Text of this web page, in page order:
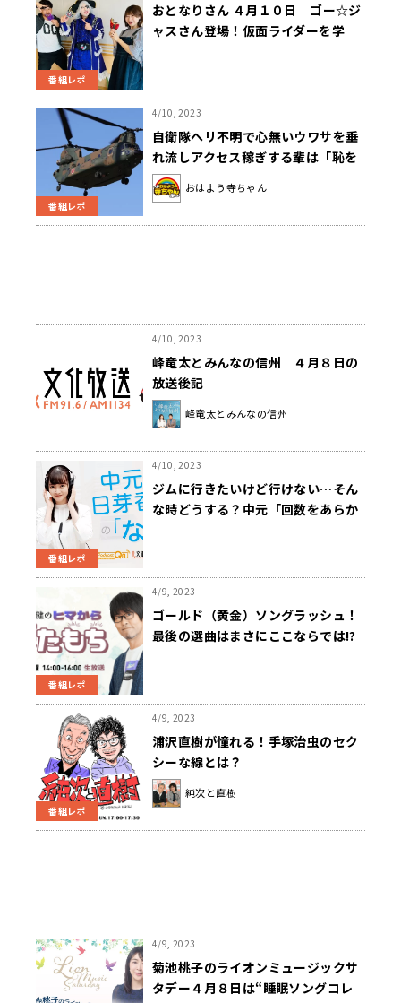
番組レポ
おとなりさん ４月１０日 ゴー☆ジ
ャスさん登場！仮面ライダーを学
番組レポ
4/10, 2023
自衛隊ヘリ不明で心無いウワサを垂
れ流しアクセス稼ぎする輩は「恥を
知れ！」
おはよう寺ちゃん
4/10, 2023
峰竜太とみんなの信州 ４月８日の
放送後記
峰竜太とみんなの信州
番組レポ
4/10, 2023
ジムに行きたいけど行けない…そん
な時どうする？中元「回数をあらか
番組レポ
4/9, 2023
ゴールド（黄金）ソングラッシュ！
最後の選曲はまさにここならでは!?
番組レポ
4/9, 2023
浦沢直樹が憧れる！手塚治虫のセク
シーな線とは？
純次と直樹
4/9, 2023
菊池桃子のライオンミュージックサ
タデー４月８日は“睡眠ソングコレ